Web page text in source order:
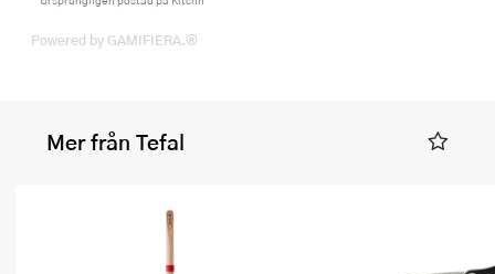
Powered by GAMIFIERA.®
Mer från Tefal